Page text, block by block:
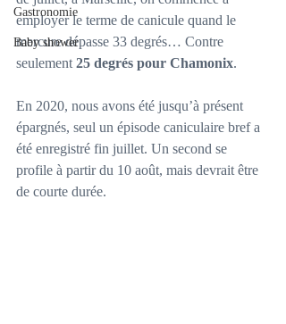
Gastronomie
Baby shower
employer le terme de canicule quand le
mercure dépasse 33 degrés… Contre
seulement 25 degrés pour Chamonix.
En 2020, nous avons été jusqu’à présent
épargnés, seul un épisode caniculaire bref a
été enregistré fin juillet. Un second se
profile à partir du 10 août, mais devrait être
de courte durée.